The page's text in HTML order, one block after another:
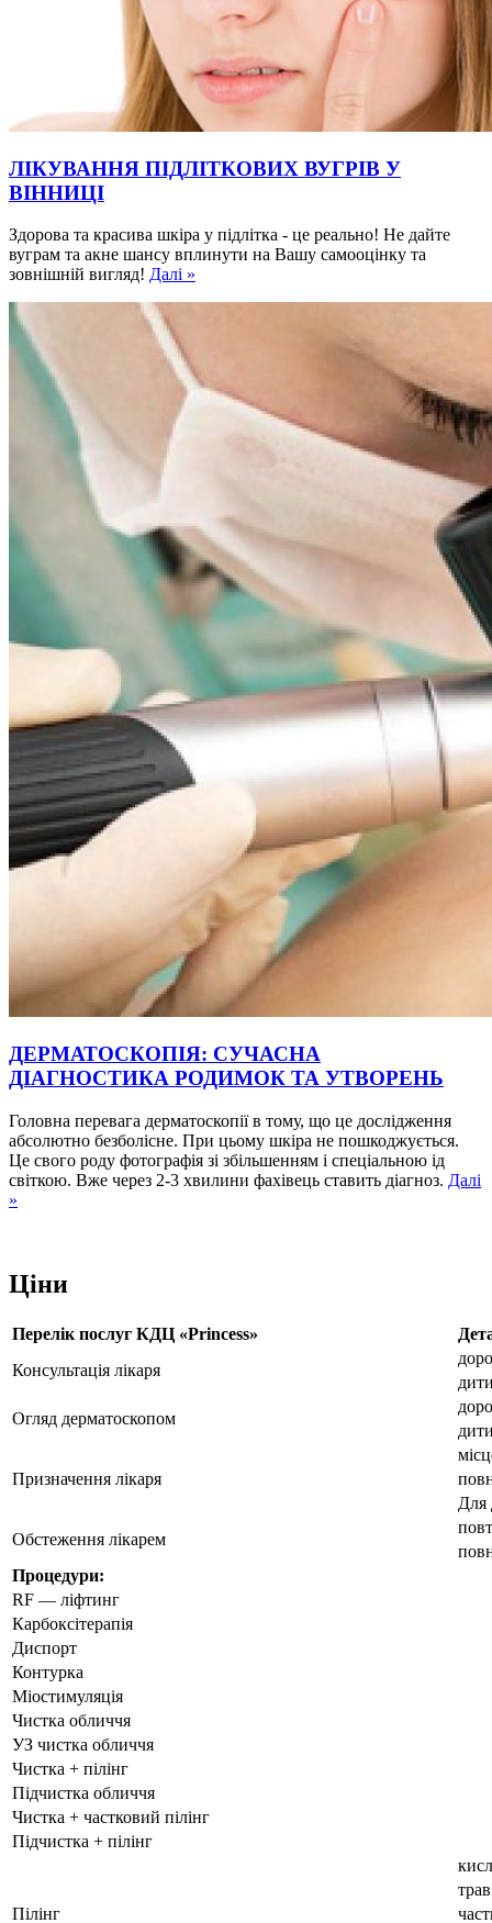
ЛІКУВАННЯ ПІДЛІТКОВИХ ВУГРІВ У
ВІННИЦІ
Здорова та красива шкіра у підлітка - це реально! Не дайте
вуграм та акне шансу вплинути на Вашу самооцінку та
зовнішній вигляд! Далі »
ДЕРМАТОСКОПІЯ: СУЧАСНА
ДІАГНОСТИКА РОДИМОК ТА УТВОРЕНЬ
Головна перевага дерматоскопії в тому, що це дослідження
абсолютно безболісне. При цьому шкіра не пошкоджується.
Це свого роду фотографія зі збільшенням і спеціальною ід
світкою. Вже через 2-3 хвилини фахівець ставить діагноз. Далі
»
Ціни
Перелік послуг КДЦ «Princess»
Консультація лікаря
Огляд дерматоскопом
Призначення лікаря
Для
Обстеження лікарем
Процедури:
RF — ліфтинг
Карбоксітерапія
Диспорт
Контурка
Міостимуляція
Чистка обличчя
УЗ чистка обличчя
Чистка + пілінг
Підчистка обличчя
Чистка + частковий пілінг
Підчистка + пілінг
Пілінг